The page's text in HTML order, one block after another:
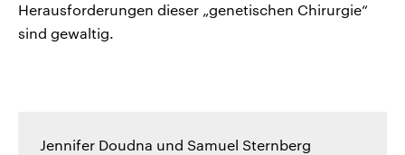
Herausforderungen dieser „genetischen Chirurgie“
sind gewaltig.
Jennifer Doudna und Samuel Sternberg